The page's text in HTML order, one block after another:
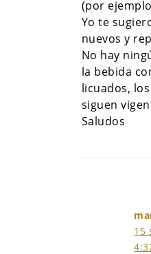
(por
Yo te
nuevos y
No hay
la bebida
licuados,
siguen
Saludos
15